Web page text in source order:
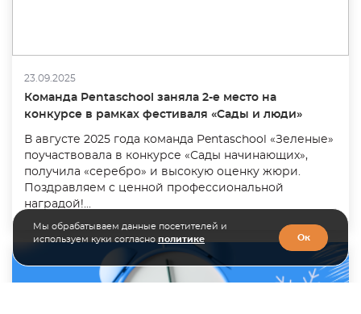
23.09.2025
Команда Pentaschool заняла 2-е место на
конкурсе в рамках фестиваля «Сады и люди»
В августе 2025 года команда Pentaschool «Зеленые»
поучаствовала в конкурсе «Сады начинающих»,
получила «серебро» и высокую оценку жюри.
Поздравляем с ценной профессиональной
наградой!...
Мы обрабатываем данные посетителей и
используем куки согласно политике Ок